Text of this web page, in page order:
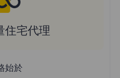
住宅代理
始於